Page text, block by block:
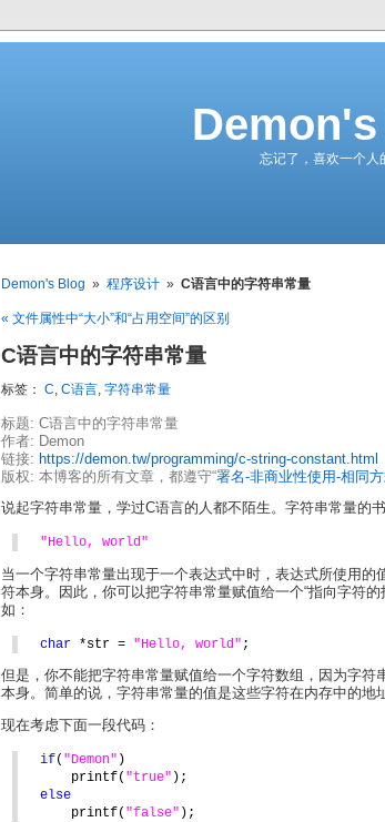
忘记了，喜欢一个人
Demon's Blog » 程序设计 » C语言中的字符串常量
« 文件属性中“大小”和“占用空间”的区别
C语言中的字符串常量
标签： C, C语言, 字符串常量
标题: C语言中的字符串常量
作者: Demon
链接: https://demon.tw/programming/c-string-constant.html
版权: 本博客的所有文章，都遵守“署名-非商业性使用-相同
说起字符串常量，学过C语言的人都不陌生。字符串常量的
"Hello, world"
当一个字符串常量出现于一个表达式中时，表达式所使用
符本身。因此，你可以把字符串常量赋值给一个“指向字符
如：
char *str = "Hello, world" ;
但是，你不能把字符串常量赋值给一个字符数组，因为字
本身。简单的说，字符串常量的值是这些字符在内存中的地
现在考虑下面一段代码：
if( "Demon" )
printf( "true" );
else
printf( "false" );